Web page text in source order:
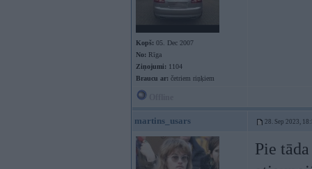
Kopš: 05. Dec 2007
No: Rīga
Ziņojumi: 1104
Braucu ar: četriem riņķiem
martins_usars 28. Sep 2023,
Pie